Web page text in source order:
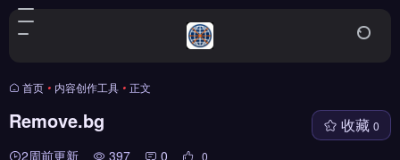
首页 • 内容创作工具 • 正文
Remove.bg
2周前更新 397 0 0
收藏 0